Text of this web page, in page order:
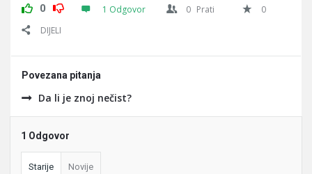
0 1 Odgovor 0 Prati
0
DIJELI
Povezana pitanja
Da li je znoj nečist?
1 Odgovor
Starije Novije